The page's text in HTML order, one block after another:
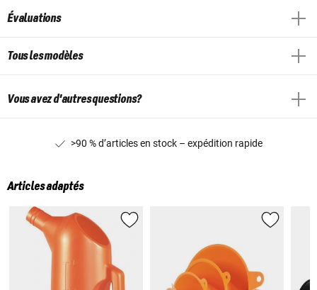
Évaluations
Tous les modèles
Vous avez d'autres questions?
>90 % d’articles en stock – expédition rapide
Articles adaptés